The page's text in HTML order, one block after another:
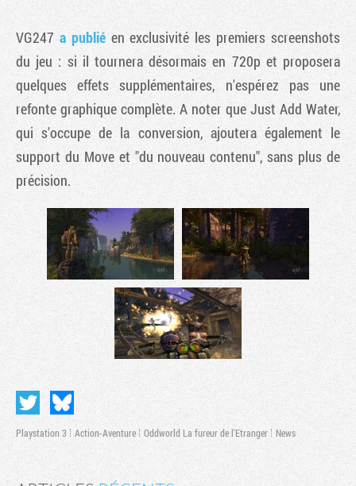
VG247 a publiéen exclusivité les premiers screenshots
du jeu : si il tournera désormais en 720p et proposera
quelques effets supplémentaires, n'espérez pas une
refonte graphique complète. A noter que Just Add Water,
qui s'occupe de la conversion, ajoutera également le
support du Move et "du nouveau contenu", sans plus de
précision.
Playstation 3 Action-Aventure Oddworld La fureur de l'Etranger News